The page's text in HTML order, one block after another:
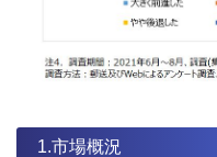
1.市場概況